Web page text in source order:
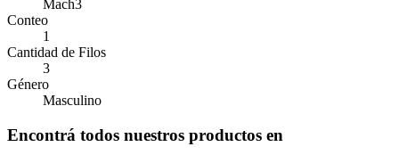
Mach3
Conteo
1
Cantidad de Filos
3
Género
Masculino
Encontrá todos nuestros productos en